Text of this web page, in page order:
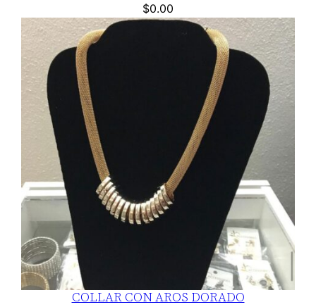
$0.00
COLLAR CON AROS DORADO